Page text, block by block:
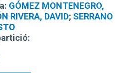
GÓMEZ MONTENEGRO,
RIVERA, DAVID; SERRANO